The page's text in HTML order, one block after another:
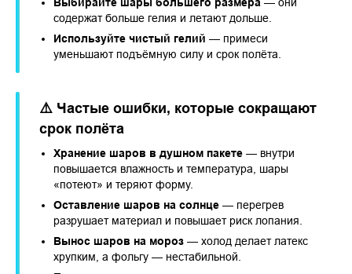
Выбирайте шары большего размера — они
содержат больше гелия и летают дольше.
Используйте чистый гелий — примеси
уменьшают подъёмную силу и срок полёта.
⚠️ Частые ошибки, которые сокращают
срок полёта
Хранение шаров в душном пакете — внутри
повышается влажность и температура, шары
«потеют» и теряют форму.
Оставление шаров на солнце — перегрев
разрушает материал и повышает риск лопания.
Вынос шаров на мороз — холод делает латекс
хрупким, а фольгу — нестабильной.